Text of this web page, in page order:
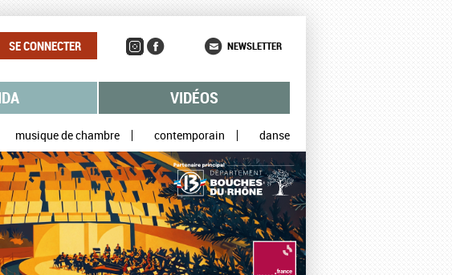
SE CONNECTER NEWSLETTER
VIDÉOS
musique de chambre contemporain danse